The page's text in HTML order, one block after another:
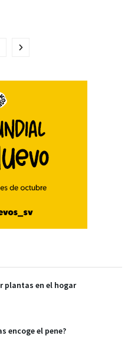
plantas en el hogar
encoge el pene?